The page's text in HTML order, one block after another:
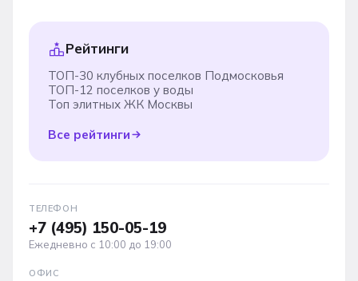
Рейтинги
ТОП-30 клубных поселков Подмосковья
ТОП-12 поселков у воды
Топ элитных ЖК Москвы
Все рейтинги
ТЕЛЕФОН
+7 (495) 150-05-19
Ежедневно с 10:00 до 19:00
ОФИС